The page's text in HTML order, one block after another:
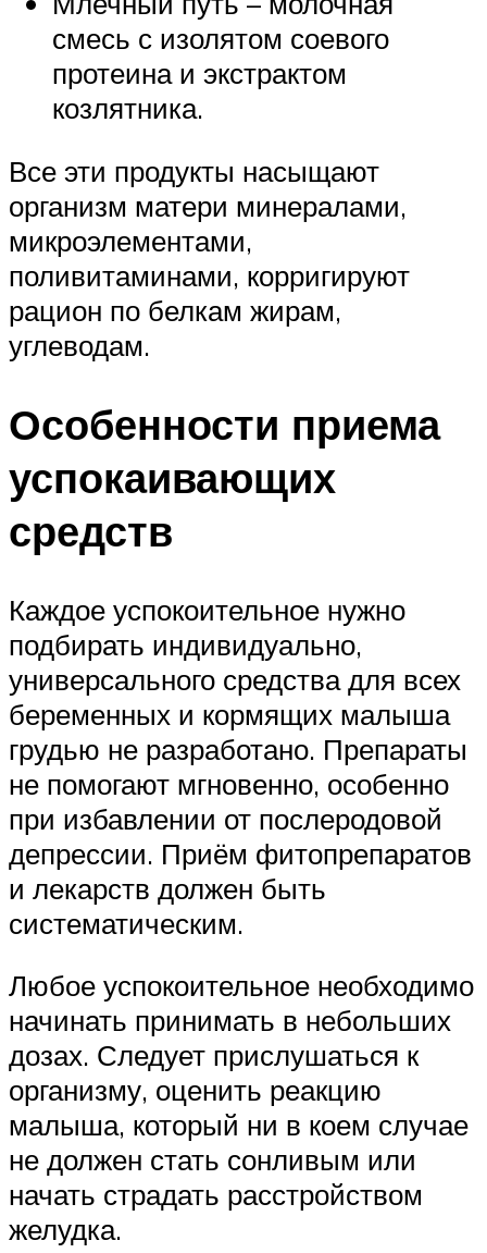
смесь с изолятом соевого
протеина и экстрактом
козлятника.
Все эти продукты насыщают
организм матери минералами,
микроэлементами,
поливитаминами, корригируют
рацион по белкам жирам,
углеводам.
Особенности приема
успокаивающих
средств
Каждое успокоительное нужно
подбирать индивидуально,
универсального средства для всех
беременных и кормящих малыша
грудью не разработано. Препараты
не помогают мгновенно, особенно
при избавлении от послеродовой
депрессии. Приём фитопрепаратов
и лекарств должен быть
систематическим.
Любое успокоительное необходимо
начинать принимать в небольших
дозах. Следует прислушаться к
организму, оценить реакцию
малыша, который ни в коем случае
не должен стать сонливым или
начать страдать расстройством
желудка.